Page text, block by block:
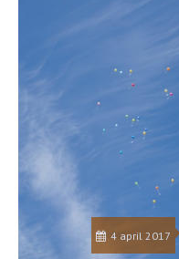
4 april 2017